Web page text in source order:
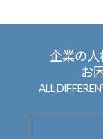
企業の人
お
ALL